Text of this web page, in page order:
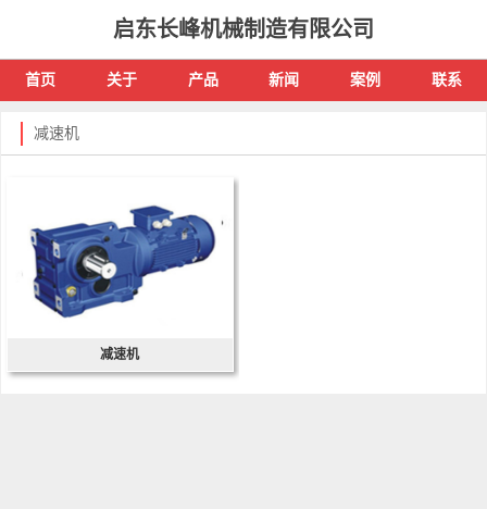
启东长峰机械制造有限公司
首页 关于 产品 新闻 案例 联系
减速机
减速机